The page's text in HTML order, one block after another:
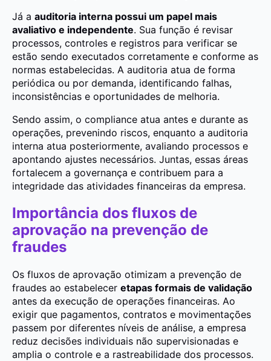
Já a auditoria interna possui um papel mais
avaliativo e independente. Sua função é revisar
processos, controles e registros para verificar se
estão sendo executados corretamente e conforme as
normas estabelecidas. A auditoria atua de forma
periódica ou por demanda, identificando falhas,
inconsistências e oportunidades de melhoria.
Sendo assim, o compliance atua antes e durante as
operações, prevenindo riscos, enquanto a auditoria
interna atua posteriormente, avaliando processos e
apontando ajustes necessários. Juntas, essas áreas
fortalecem a governança e contribuem para a
integridade das atividades financeiras da empresa.
Importância dos fluxos de
aprovação na prevenção de
fraudes
Os fluxos de aprovação otimizam a prevenção de
fraudes ao estabelecer etapas formais de validação
antes da execução de operações financeiras. Ao
exigir que pagamentos, contratos e movimentações
passem por diferentes níveis de análise, a empresa
reduz decisões individuais não supervisionadas e
amplia o controle e a rastreabilidade dos processos.